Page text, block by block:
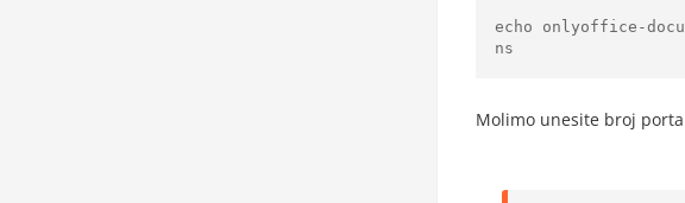
echo onlyoffice-
ns
Molimo unesite broj